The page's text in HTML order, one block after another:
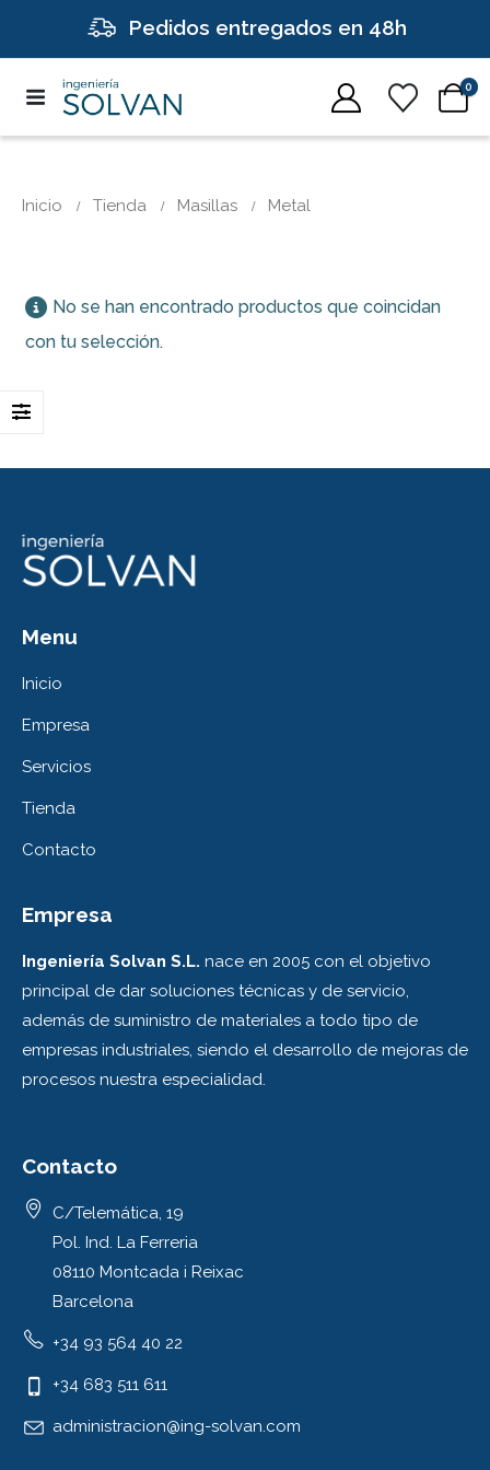
Pedidos entregados en 48h
0
Inicio Tienda Masillas Metal
No se han encontrado productos que coincidan
con tu selección.
Menu
Inicio
Empresa
Servicios
Tienda
Contacto
Empresa
Ingeniería Solvan S.L. nace en 2005 con el objetivo
principal de dar soluciones técnicas y de servicio,
además de suministro de materiales a todo tipo de
empresas industriales, siendo el desarrollo de mejoras de
procesos nuestra especialidad.
Contacto
C/Telemática, 19
Pol. Ind. La Ferreria
08110 Montcada i Reixac
Barcelona
+34 93 564 40 22
+34 683 511 611
administracion@ing-solvan.com